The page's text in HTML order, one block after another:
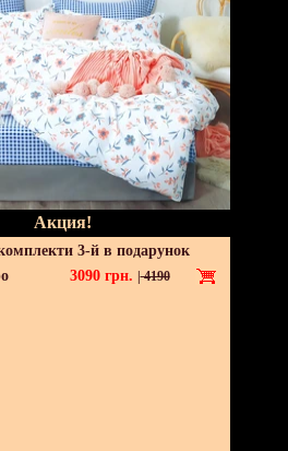
Акция!
3-й в подарунок
3090 грн. |4190